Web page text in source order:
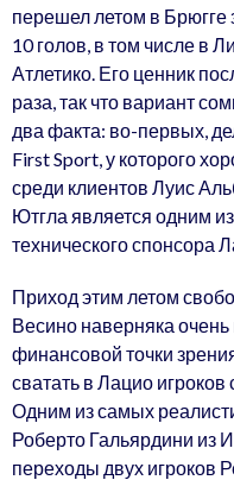
перешел летом в Брюгге
10 голов, в том числе в
Атлетико. Его ценник
раза, так что вариант
два факта: во-первых,
First Sport, у которого
среди клиентов Луис
Ютгла является одним
технического спонсора
Приход этим летом
Весино наверняка очень
финансовой точки
сватать в Лацио
Одним из самых
Роберто Гальярдини из
переходы двух игроков